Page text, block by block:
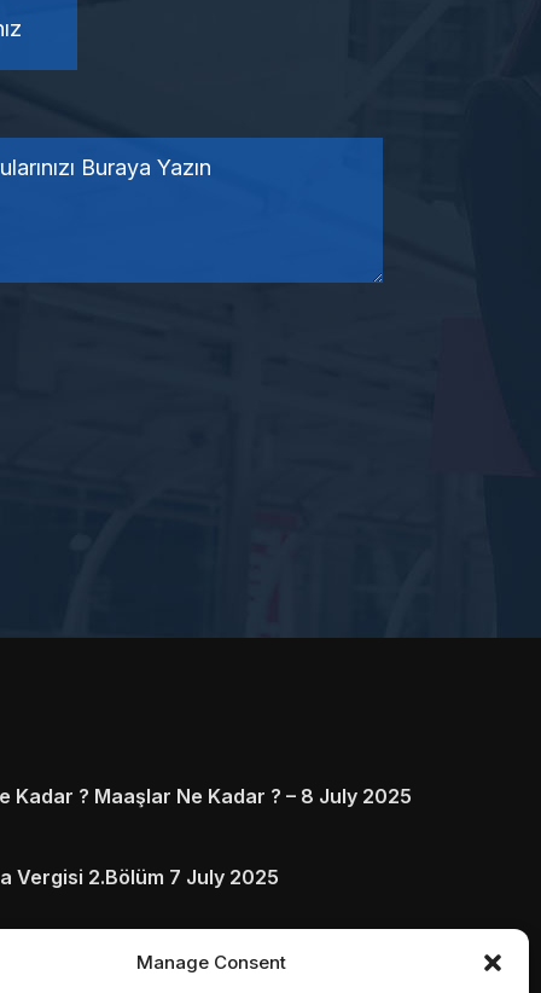
Manage Consent
Kadar ? Maaşlar Ne Kadar ? – 8 July 2025
Vergisi 2.Bölüm 7 July 2025
ve Ödenmezse Ne Olur 5 July 2025